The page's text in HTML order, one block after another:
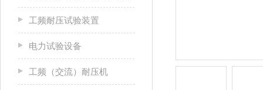
工频耐压试验装置
电力试验设备
工频（交流）耐压机